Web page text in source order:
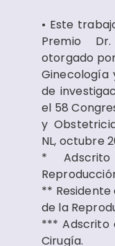
• Este
Premio
otorgado
Ginecología
de
el 58
y
NL, octubre
*
** Residente
de la
*** Adscrito
Cirugía.